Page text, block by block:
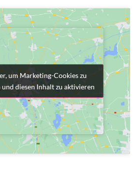
um Marketing-Cookies zu
und diesen Inhalt zu aktivieren
um Marketing-Cookies zu
und diesen Inhalt zu aktivieren